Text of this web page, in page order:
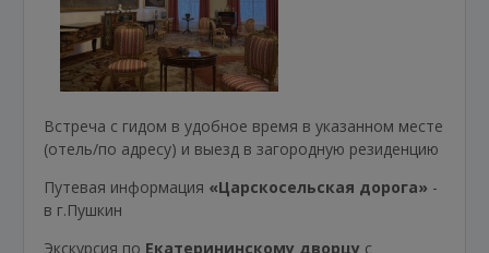
Встреча с гидом в удобное время в указанном месте
(отель/по адресу) и выезд в загородную резиденцию
Путевая информация «Царскосельская дорога» -
в г.Пушкин
Экскурсия по Екатерининскому дворцу с